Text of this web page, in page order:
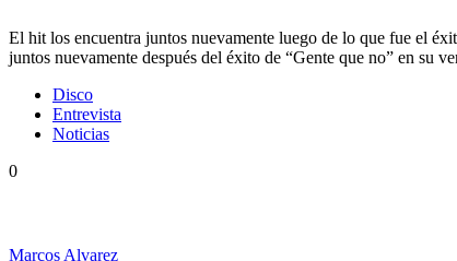
El hit los encuentra juntos nuevamente luego de lo que fue el
juntos nuevamente después del éxito de “Gente que no” en su
Disco
Entrevista
Noticias
0
Marcos Alvarez